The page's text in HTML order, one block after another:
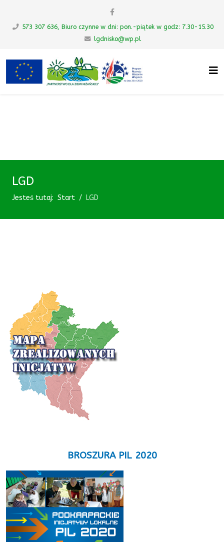
573 307 636, Biuro czynne w dni: pon.-piątek w godz: 7.30-15.30
lgdnisko@wp.pl
LGD
Jesteś tutaj: Start LGD
BROSZURA PIL 2020